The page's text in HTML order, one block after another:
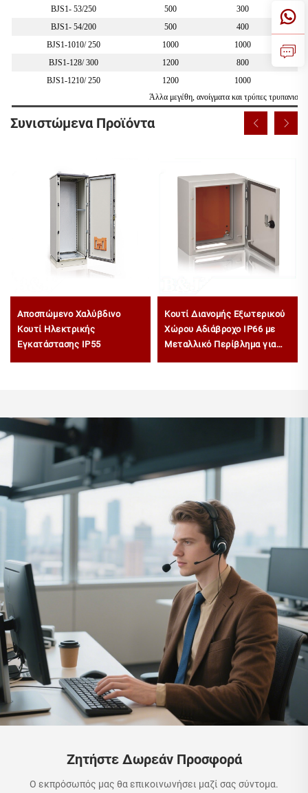
BJS1- 53/250 500 300
BJS1- 54/200 500 400
BJS1-1010/250 1000 1000
BJS1-128/300 1200 800
BJS1-1210/250 1200 1000
Άλλα μεγέθη, ανοίγματα και τρύπες
Συνιστώμενα Προϊόντα
Αποσπώμενο Χαλύβδινο
Κουτί Ηλεκτρικής
Εγκατάστασης IP55
Κουτί Διανομής Εξωτερικού
Χώρου Αδιάβροχο IP66 με
Μεταλλικό Περίβλημα για
Ζητήστε Δωρεάν Προσφορά
Ο εκπρόσωπός μας θα επικοινωνήσει μαζί σας σύντομα.